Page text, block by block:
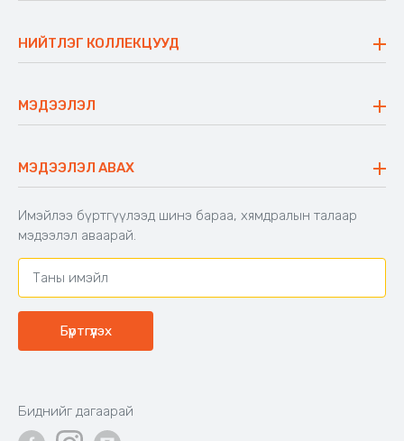
Үнэт зүйлс
Ажлын байр
Блог
НИЙТЛЭГ КОЛЛЕКЦУУД
Сүүдрэвч
Аяны ширээ
Аяны түшлэгтэй сандал
МЭДЭЭЛЭЛ
Буцаалтын журам
Захиалга шалгах
Хамтран ажиллах
Холбоо барих
МЭДЭЭЛЭЛ АВАХ
Имэйлээ бүртгүүлээд шинэ бараа, хямдралын талаар
мэдээлэл аваарай.
Бүртгүүлэх
Биднийг дагаарай